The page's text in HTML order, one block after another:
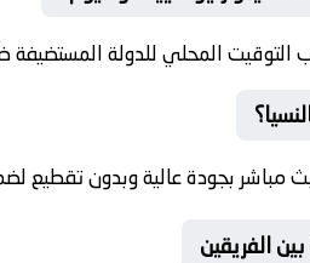
التوقيت المحلي للدولة
مباشر بجودة عالية وبدون تقطيع
الفريقين